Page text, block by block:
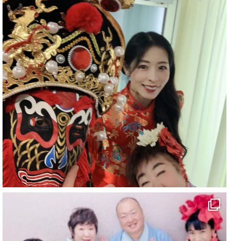
お疲れ様です
ブログ更新しました
「マジシャン和歌山旅 白浜町・円月島」
#企業公式がお疲れ様を言い合う
#旅行好きな人と繋がりたい
#一人旅
#女性マジシャン
#出張マジック
#マジシャン派遣
#イリュージョン
#和歌山県
#白浜町
#変面ショー
#イベント
#宴会
1 10